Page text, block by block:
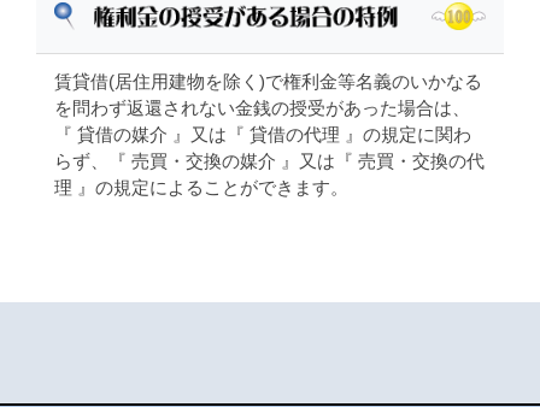
賃貸借(居住用建物を除く)で権利金等名義のいかなる
を問わず返還されない金銭の授受があった場合は、
『 貸借の媒介 』又は『 貸借の代理 』の規定に関わ
らず、『 売買・交換の媒介 』又は『 売買・交換の代
理 』の規定によることができます。